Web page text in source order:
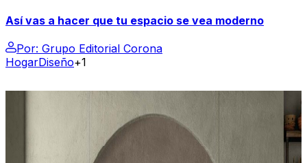
Así vas a hacer que tu espacio se vea moderno
Por: Grupo Editorial Corona
HogarDiseño+1